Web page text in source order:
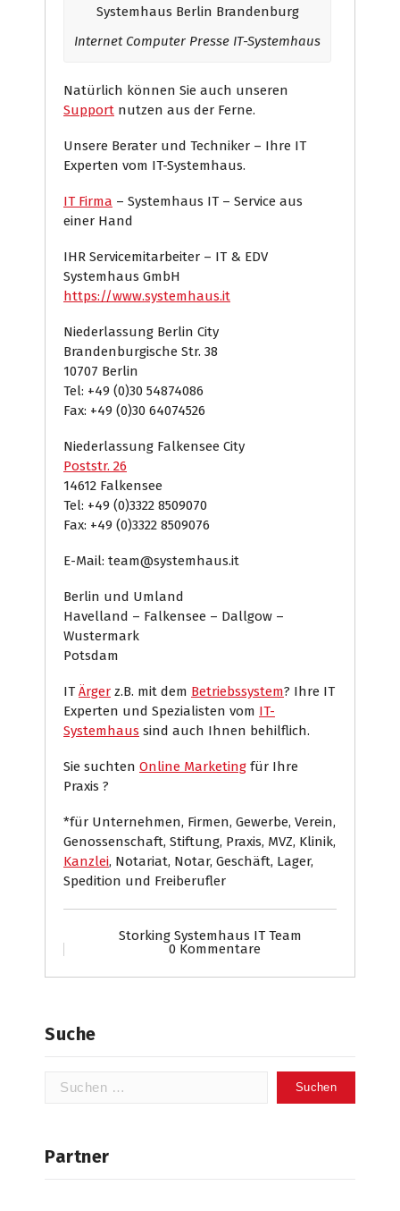
Internet Computer Presse IT-Systemhaus
Natürlich können Sie auch unseren
Support nutzen aus der Ferne.
Unsere Berater und Techniker – Ihre IT
Experten vom IT-Systemhaus.
IT Firma – Systemhaus IT – Service aus
einer Hand
IHR Servicemitarbeiter – IT & EDV
Systemhaus GmbH
https://www.systemhaus.it
Niederlassung Berlin City
Brandenburgische Str. 38
10707 Berlin
Tel: +49 (0)30 54874086
Fax: +49 (0)30 64074526
Niederlassung Falkensee City
Poststr. 26
14612 Falkensee
Tel: +49 (0)3322 8509070
Fax: +49 (0)3322 8509076
E-Mail: team@systemhaus.it
Berlin und Umland
Havelland – Falkensee – Dallgow –
Wustermark
Potsdam
IT Ärger z.B. mit dem Betriebssystem? Ihre IT
Experten und Spezialisten vom IT-
Systemhaus sind auch Ihnen behilflich.
Sie suchten Online Marketing für Ihre
Praxis ?
*für Unternehmen, Firmen, Gewerbe, Verein,
Genossenschaft, Stiftung, Praxis, MVZ, Klinik,
Kanzlei, Notariat, Notar, Geschäft, Lager,
Spedition und Freiberufler
Storking Systemhaus IT Team
0 Kommentare
Suche
Suchen
Partner